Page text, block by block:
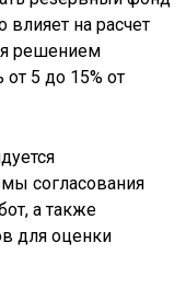
на расчет
решением
5 до 15% от
согласования
а также
для оценки